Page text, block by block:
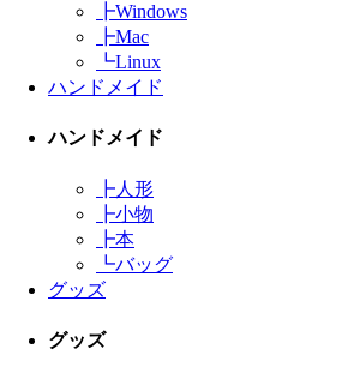
┣Windows
┣Mac
┗Linux
ハンドメイド
ハンドメイド
┣人形
┣小物
┣本
┗バッグ
グッズ
グッズ